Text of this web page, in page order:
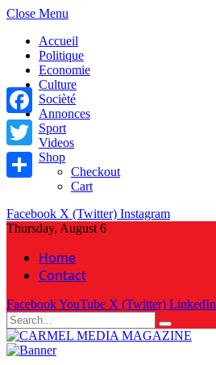
Close Menu
Accueil
Politique
Economie
Culture
Socièté
Annonces
Sport
Videos
Shop
Checkout
Cart
Facebook X (Twitter) Instagram
Thursday, August 6
Home
Contact
FacebookYouTube X (Twitter) LinkedIn
Facebook
Twitter